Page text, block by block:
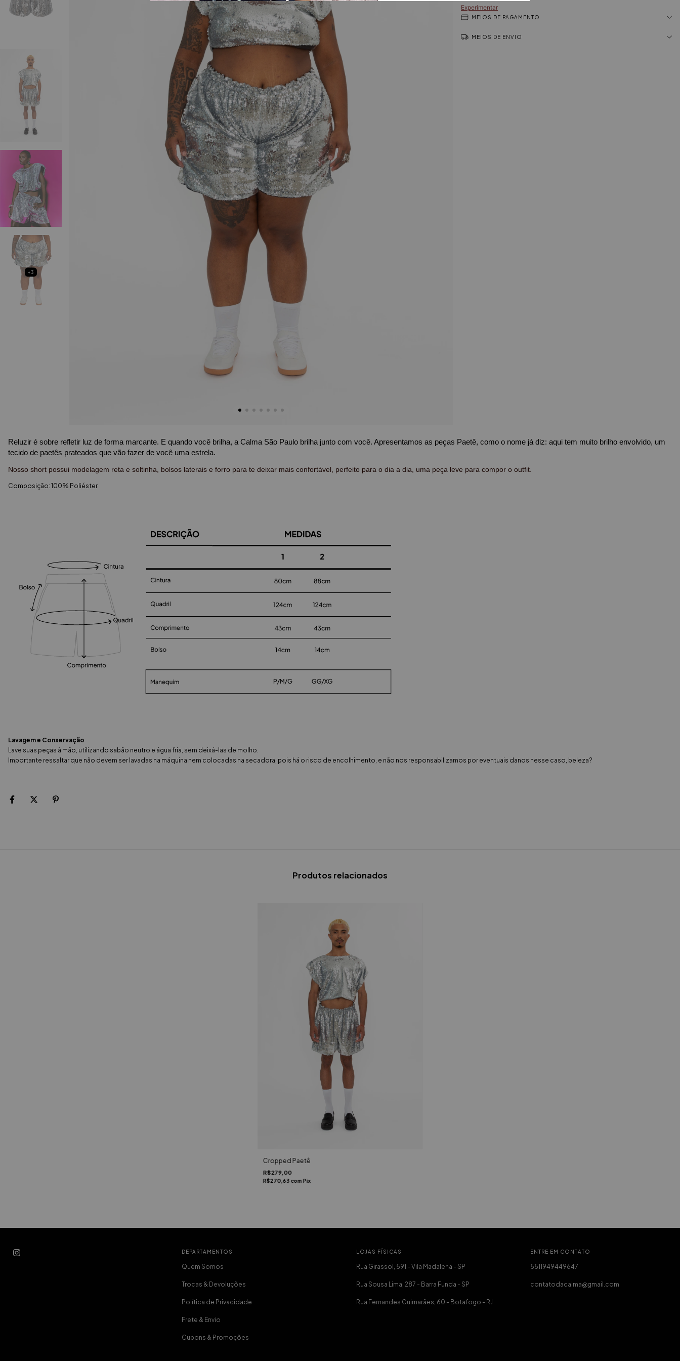
+3
Experimentar
MEIOS DE PAGAMENTO
MEIOS DE ENVIO
Reluzir é sobre refletir luz de forma marcante. E quando você brilha, a Calma São Paulo brilha junto com você. Apresentamos as peças Paetê, como o nome já diz: aqui tem muito brilho envolvido, um
tecido de paetês prateados que vão fazer de você uma estrela.
Nosso short possui modelagem reta e soltinha, bolsos laterais e forro para te deixar mais confortável, perfeito para o dia a dia, uma peça leve para compor o outfit.
Composição: 100% Poliéster
Lavagem e Conservação
Lave suas peças à mão, utilizando sabão neutro e água fria, sem deixá-las de molho.
Importante ressaltar que não devem ser lavadas na máquina nem colocadas na secadora, pois há o risco de encolhimento, e não nos responsabilizamos por eventuais danos nesse caso, beleza?
Produtos relacionados
Cropped Paetê
R$279,00
R$270,63 com Pix
DEPARTAMENTOS
Quem Somos
Trocas & Devoluções
Política de Privacidade
Frete & Envio
Cupons & Promoções
LOJAS FÍSICAS
Rua Girassol, 591 - Vila Madalena - SP
Rua Sousa Lima, 287 - Barra Funda - SP
Rua Fernandes Guimarães, 60 - Botafogo - RJ
ENTRE EM CONTATO
5511949449647
contatodacalma@gmail.com